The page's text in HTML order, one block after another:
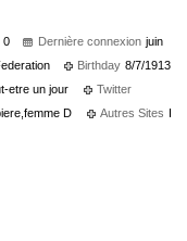
0 Dernière connexion juin
Birthday 8/7/1913
etre un jour
Twitter
D Autres Sites I